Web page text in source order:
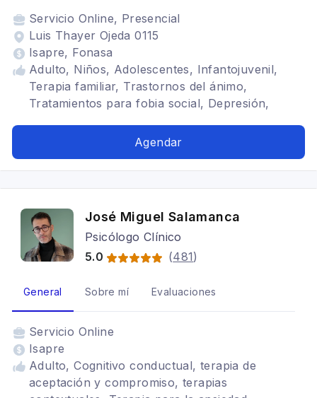
Servicio Online, Presencial
Luis Thayer Ojeda 0115
Isapre, Fonasa
Adulto, Niños, Adolescentes, Infantojuvenil,
Terapia familiar, Trastornos del ánimo,
Tratamientos para fobia social, Depresión,
Bipolaridad, Terapia para la ansiedad
Agendar
José Miguel Salamanca
Psicólogo Clínico
5.0
(481)
General Sobre mí Evaluaciones
Servicio Online
Isapre
Adulto, Cognitivo conductual, terapia de
aceptación y compromiso, terapias